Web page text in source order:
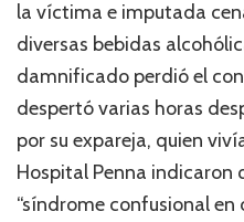
la víctima e imputada
diversas bebidas
damnificado perdió el
despertó varias horas
por su expareja, quien
Hospital Penna indicaron
“síndrome confusional